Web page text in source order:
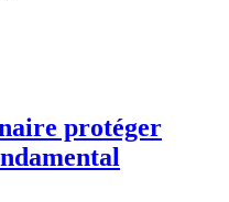
protéger